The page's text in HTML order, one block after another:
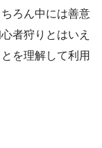
ろん中には善意
者狩りとはいえ
を理解して利用